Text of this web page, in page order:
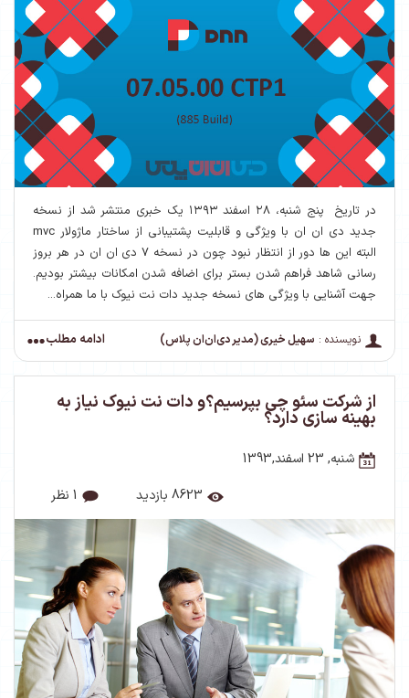
در تاریخ پنج شنبه، ۲۸ اسفند ۱۳۹۳ یک خبری منتشر شد از نسخه
جدید دی ان ان با ویژگی و قابلیت پشتیبانی از ساختار ماژولار mvc
البته این ها دور از انتظار نبود چون در نسخه 7 دی ان ان در هر بروز
رسانی شاهد فراهم شدن بستر برای اضافه شدن امکانات بیشتر بودیم.
جهت آشنایی با ویژگی های نسخه جدید دات نت نیوک با ما همراه...
نویسنده : سهیل خیری (مدیر دی‌ان‌ان پلاس) ادامه مطلب
از شرکت سئو چی بپرسیم؟و دات نت نیوک نیاز به
بهینه سازی دارد؟
شنبه, 23 اسفند,1393